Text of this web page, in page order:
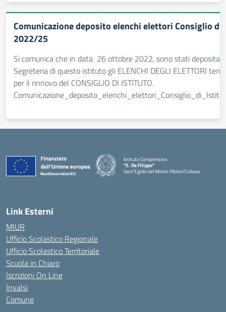
Comunicazione deposito elenchi elettori Consiglio
2022/25
Si comunica che in data 26 ottobre 2022, sono stati depositati
Segreteria di questo istituto gli ELENCHI DEGLI ELETTORI
per il rinnovo del CONSIGLIO DI ISTITUTO.
Istituto Comprensivo
"E. De Filippo"
Sant'Egidio del Monte Albino/Corbara
Link Esterni
MIUR
Ufficio Scolastico Regionale
Ufficio Scolastico Territoriale
Scuola in Chiaro
Iscrizioni On Line
Invalsi
Comune